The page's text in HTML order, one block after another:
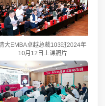
大EMBA卓越总裁103班2024年
10月12日上课照片